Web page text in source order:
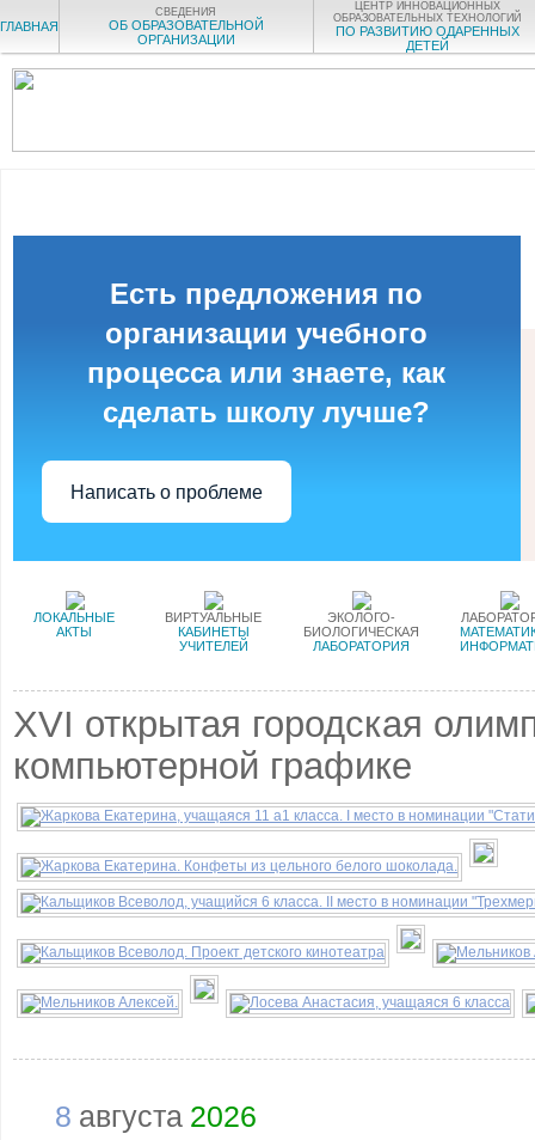
ГЛАВНАЯ
СВЕДЕНИЯ
ОБ ОБРАЗОВАТЕЛЬНОЙ
ОРГАНИЗАЦИИ
ЦЕНТР ИННОВАЦИОННЫХ
ОБРАЗОВАТЕЛЬНЫХ ТЕХНОЛОГИЙ
ПО РАЗВИТИЮ ОДАРЕННЫХ
ДЕТЕЙ
Есть предложения по
организации учебного
процесса или знаете, как
сделать школу лучше?
Написать о проблеме
ЛОКАЛЬНЫЕ
АКТЫ
ВИРТУАЛЬНЫЕ
КАБИНЕТЫ
УЧИТЕЛЕЙ
ЭКОЛОГО-
БИОЛОГИЧЕСКАЯ
ЛАБОРАТОРИЯ
XVI открытая городская
компьютерной графике
8 августа 2026